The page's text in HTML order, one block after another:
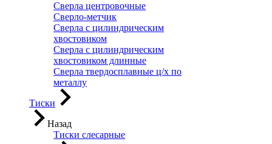
Сверла центровочные
Сверло-метчик
Сверла с цилиндрическим
хвостовиком
Сверла с цилиндрическим
хвостовиком длинные
Сверла твердосплавные ц/х по
металлу
Тиски
Назад
Тиски слесарные